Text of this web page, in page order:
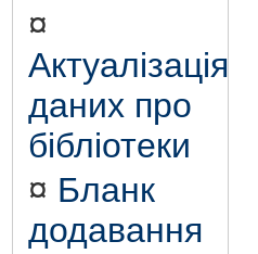
¤
Актуалізація
даних про
бібліотеки
¤ Бланк
додавання